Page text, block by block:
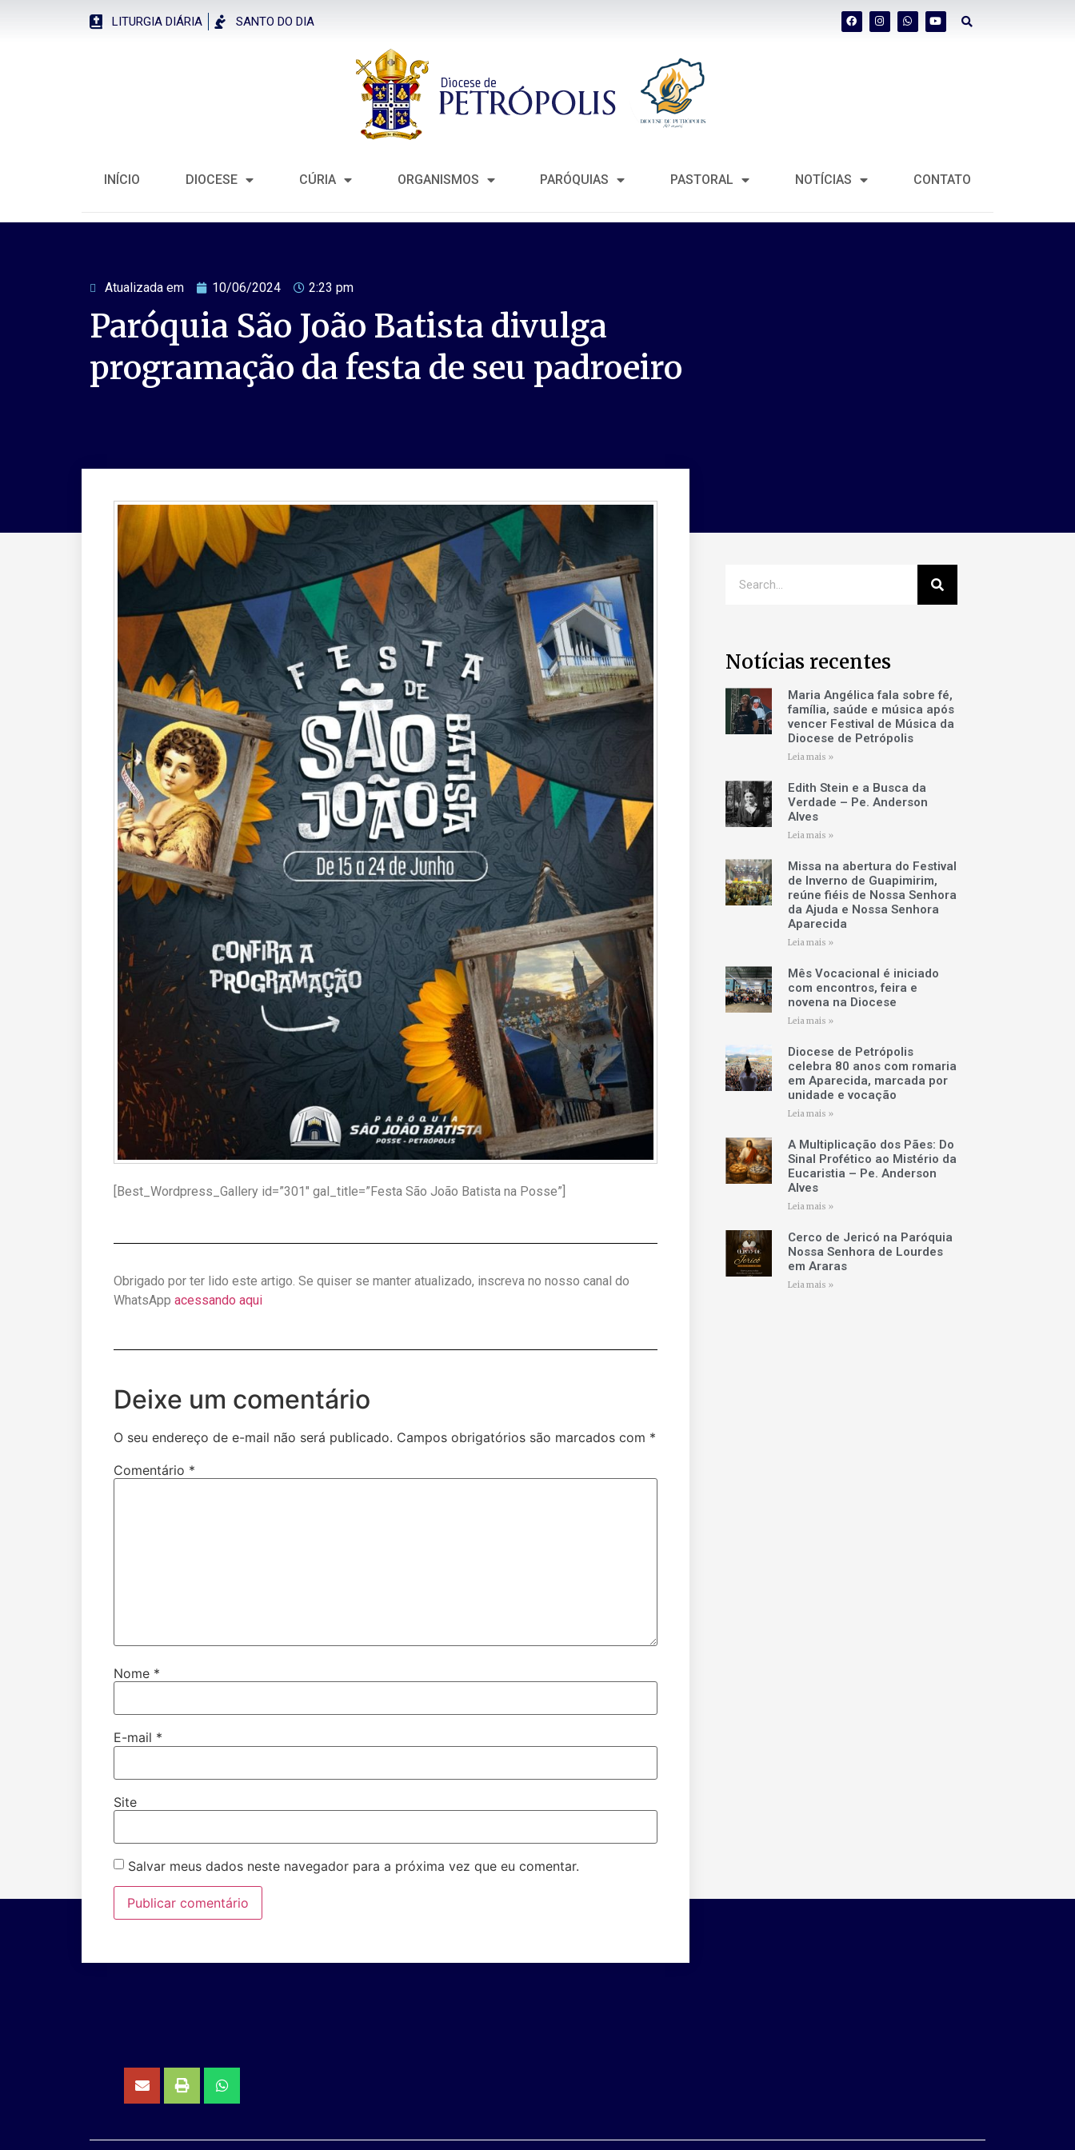
LITURGIA DIÁRIA SANTO DO DIA
INÍCIO DIOCESE CÚRIA ORGANISMOS PARÓQUIAS PASTORAL NOTÍCIAS CONTATO
Atualizada em 10/06/2024 2:23 pm
Paróquia São João Batista divulga
programação da festa de seu padroeiro
[Best_Wordpress_Gallery id=”301″ gal_title=”Festa São João Batista na Posse”]
Obrigado por ter lido este artigo. Se quiser se manter atualizado, inscreva no nosso canal do
WhatsApp acessando aqui
Deixe um comentário
O seu endereço de e-mail não será publicado. Campos obrigatórios são marcados com *
Comentário *
Nome *
E-mail *
Site
Salvar meus dados neste navegador para a próxima vez que eu comentar.
Notícias recentes
Maria Angélica fala sobre fé,
família, saúde e música após
vencer Festival de Música da
Diocese de Petrópolis
Leia mais »
Edith Stein e a Busca da
Verdade – Pe. Anderson
Alves
Leia mais »
Missa na abertura do Festival
de Inverno de Guapimirim,
reúne fiéis de Nossa Senhora
da Ajuda e Nossa Senhora
Aparecida
Leia mais »
Mês Vocacional é iniciado
com encontros, feira e
novena na Diocese
Leia mais »
Diocese de Petrópolis
celebra 80 anos com romaria
em Aparecida, marcada por
unidade e vocação
Leia mais »
A Multiplicação dos Pães: Do
Sinal Profético ao Mistério da
Eucaristia – Pe. Anderson
Alves
Leia mais »
Cerco de Jericó na Paróquia
Nossa Senhora de Lourdes
em Araras
Leia mais »